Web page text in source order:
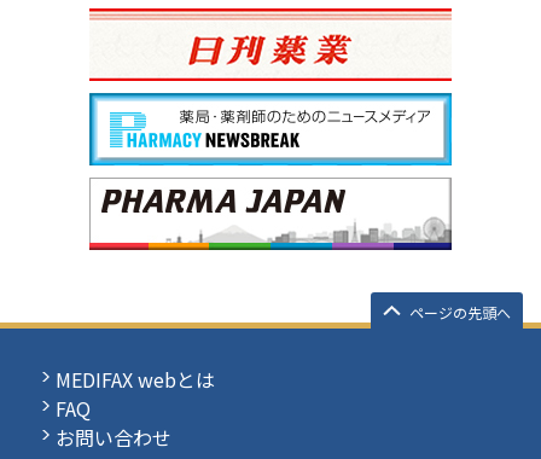
ページの先頭へ
MEDIFAX webとは
FAQ
お問い合わせ